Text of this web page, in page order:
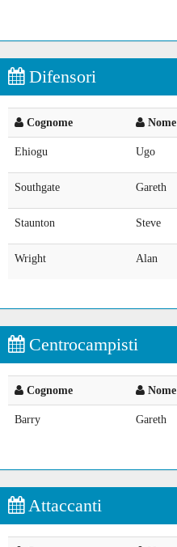
Difensori
Cognome Nome
Ehiogu Ugo
Southgate Gareth
Staunton Steve
Wright Alan
Centrocampisti
Cognome Nome
Barry Gareth
Attaccanti